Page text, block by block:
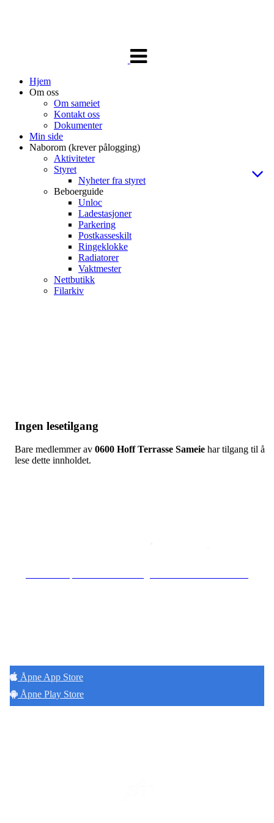
navigasjon
Hjem
Om oss
Om sameiet
Kontakt oss
Dokumenter
Min side
Naborom (krever pålogging)
Aktiviteter
Styret
Nyheter fra styret
Beboerguide
Unloc
Ladestasjoner
Parkering
Postkasseskilt
Ringeklokke
Radiatorer
Vaktmester
Nettbutikk
Filarkiv
Ingen lesetilgang
Bare medlemmer av 0600 Hoff Terrasse Sameie har tilgang til å
lese dette innholdet.
Åpne App Store
Åpne Play Store